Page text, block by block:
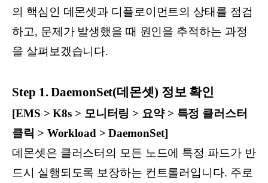
의 핵심인 데몬셋과 디플로이먼트의 상태를 점검
하고, 문제가 발생했을 때 원인을 추적하는 과정
을 살펴보겠습니다.
Step 1. DaemonSet(데몬셋) 정보 확인
[EMS > K8s > 모니터링 > 요약 > 특정 클러스터
클릭 > Workload > DaemonSet]
데몬셋은 클러스터의 모든 노드에 특정 파드가 반
드시 실행되도록 보장하는 컨트롤러입니다. 주로